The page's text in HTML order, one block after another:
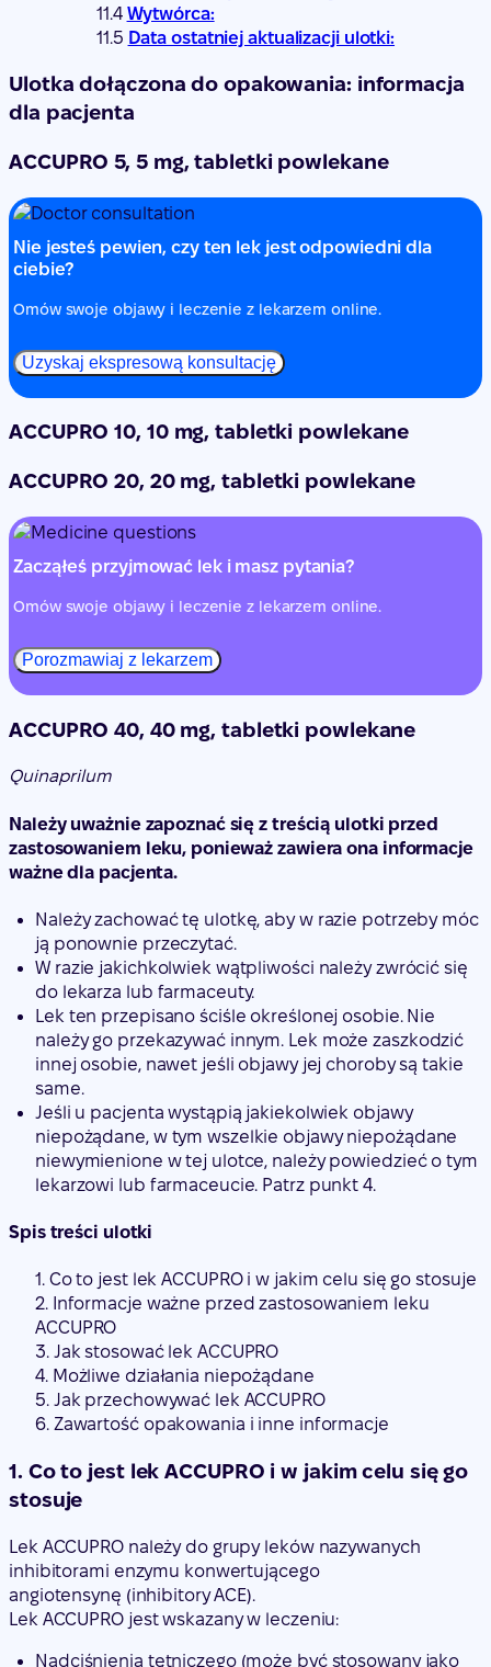
Wytwórca:
Data ostatniej aktualizacji ulotki:
Ulotka dołączona do opakowania: informacja
dla pacjenta
ACCUPRO 5, 5 mg, tabletki powlekane
Nie jesteś pewien, czy ten lek jest odpowiedni dla
ciebie?
Omów swoje objawy i leczenie z lekarzem online.
Uzyskaj ekspresową konsultację
ACCUPRO 10, 10 mg, tabletki powlekane
ACCUPRO 20, 20 mg, tabletki powlekane
Zacząłeś przyjmować lek i masz pytania?
Omów swoje objawy i leczenie z lekarzem online.
Porozmawiaj z lekarzem
ACCUPRO 40, 40 mg, tabletki powlekane
Quinaprilum
Należy uważnie zapoznać się z treścią ulotki przed
zastosowaniem leku, ponieważ zawiera ona informacje
ważne dla pacjenta.
Należy zachować tę ulotkę, aby w razie potrzeby móc
ją ponownie przeczytać.
W razie jakichkolwiek wątpliwości należy zwrócić się
do lekarza lub farmaceuty.
Lek ten przepisano ściśle określonej osobie. Nie
należy go przekazywać innym. Lek może zaszkodzić
innej osobie, nawet jeśli objawy jej choroby są takie
same.
Jeśli u pacjenta wystąpią jakiekolwiek objawy
niepożądane, w tym wszelkie objawy niepożądane
niewymienione w tej ulotce, należy powiedzieć o tym
lekarzowi lub farmaceucie. Patrz punkt 4.
Spis treści ulotki
1. Co to jest lek ACCUPRO i w jakim celu się go stosuje
2. Informacje ważne przed zastosowaniem leku
ACCUPRO
3. Jak stosować lek ACCUPRO
4. Możliwe działania niepożądane
5. Jak przechowywać lek ACCUPRO
6. Zawartość opakowania i inne informacje
1. Co to jest lek ACCUPRO i w jakim celu się go
stosuje
Lek ACCUPRO należy do grupy leków nazywanych
inhibitorami enzymu konwertującego
angiotensynę (inhibitory ACE).
Lek ACCUPRO jest wskazany w leczeniu:
Nadciśnienia tętniczego (może być stosowany jako